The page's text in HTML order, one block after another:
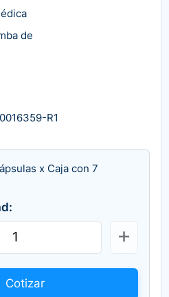
de
R1
x Caja con 7
Cotizar